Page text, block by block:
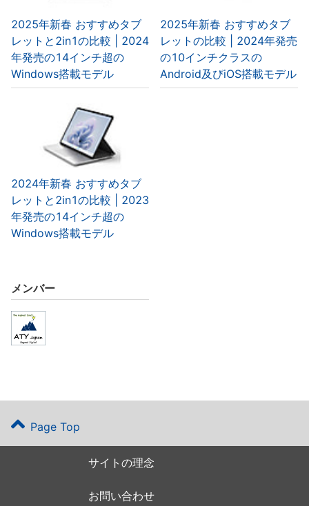
2025年新春 おすすめタブ
レットと2in1の比較 | 2024
年発売の14インチ超の
Windows搭載モデル
2025年新春 おすすめタブ
レットの比較 | 2024年発売
の10インチクラスの
Android及びiOS搭載モデル
2024年新春 おすすめタブ
レットと2in1の比較 | 2023
年発売の14インチ超の
Windows搭載モデル
メンバー
Page Top
サイトの理念
お問い合わせ